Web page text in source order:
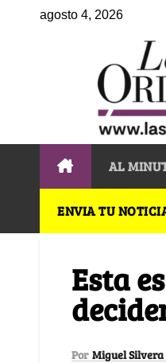
agosto 4, 2026
AL
ENVIA TU
Esta
Por Miguel Silvera